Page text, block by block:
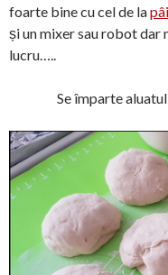
foarte bine cu cel de la
și un mixer sau robot
lucru…..
Se împarte